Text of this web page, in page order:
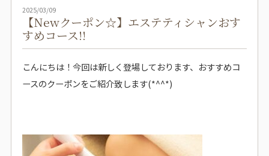
2025/03/09
【Newクーポン☆】エステティシャンおす
すめコース!!
こんにちは！今回は新しく登場しております、おすすめコ
ースのクーポンをご紹介致します(*^^*)